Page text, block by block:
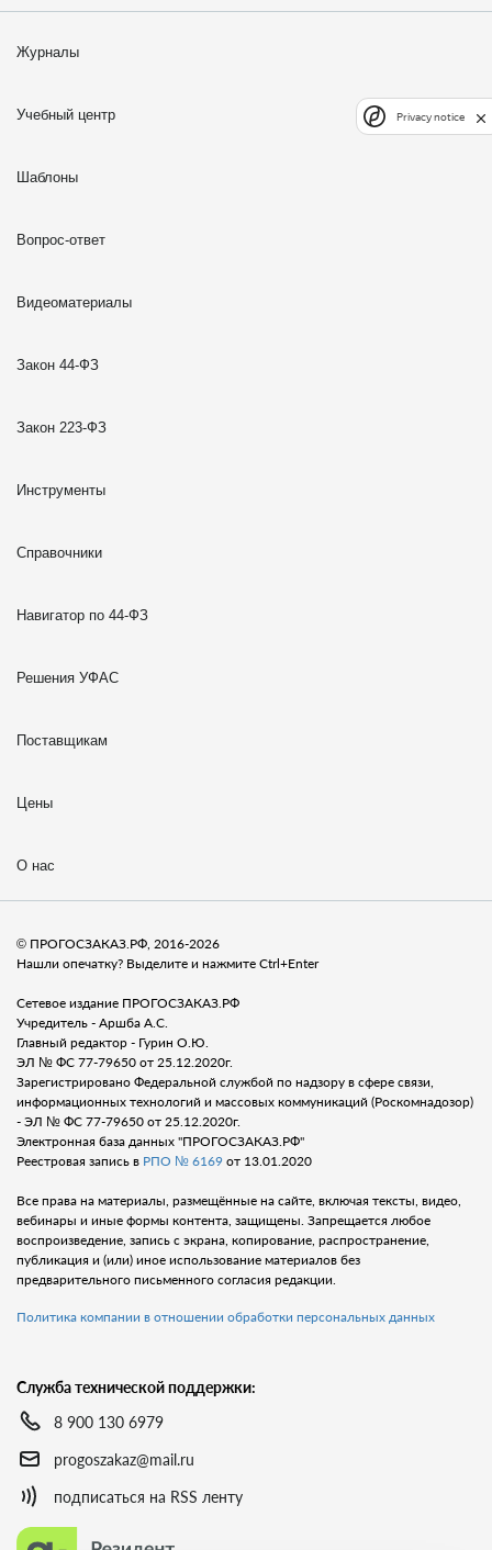
Журналы
Учебный центр
Шаблоны
Вопрос-ответ
Видеоматериалы
Закон 44-ФЗ
Закон 223-ФЗ
Инструменты
Справочники
Навигатор по 44-ФЗ
Решения УФАС
Поставщикам
Цены
О нас
© ПРОГОСЗАКАЗ.РФ, 2016-2026
Нашли опечатку? Выделите и нажмите Ctrl+Enter
Сетевое издание ПРОГОСЗАКАЗ.РФ
Учредитель - Аршба А.С.
Главный редактор - Гурин О.Ю.
ЭЛ № ФС 77-79650 от 25.12.2020г.
Зарегистрировано Федеральной службой по надзору в сфере связи,
информационных технологий и массовых коммуникаций (Роскомнадозор)
- ЭЛ № ФС 77-79650 от 25.12.2020г.
Электронная база данных "ПРОГОСЗАКАЗ.РФ"
Реестровая запись в РПО № 6169 от 13.01.2020
Все права на материалы, размещённые на сайте, включая тексты, видео,
вебинары и иные формы контента, защищены. Запрещается любое
воспроизведение, запись с экрана, копирование, распространение,
публикация и (или) иное использование материалов без
предварительного письменного согласия редакции.
Политика компании в отношении обработки персональных данных
Служба технической поддержки:
8 900 130 6979
progoszakaz@mail.ru
подписаться на RSS ленту
Privacy notice